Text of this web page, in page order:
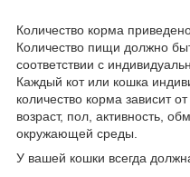
Количество корма
Количество пищи должно
соответствии с
Каждый кот или кошка
количество корма зависит
возраст, пол, активность,
окружающей среды.
У вашей кошки всегда